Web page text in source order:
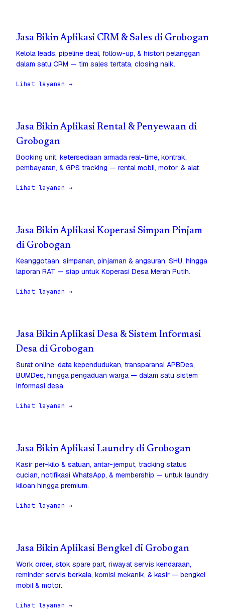
Jasa Bikin Aplikasi CRM & Sales di Grobogan
Kelola leads, pipeline deal, follow-up, & histori pelanggan
dalam satu CRM — tim sales tertata, closing naik.
Lihat layanan →
Jasa Bikin Aplikasi Rental & Penyewaan di
Grobogan
Booking unit, ketersediaan armada real-time, kontrak,
pembayaran, & GPS tracking — rental mobil, motor, & alat.
Lihat layanan →
Jasa Bikin Aplikasi Koperasi Simpan Pinjam
di Grobogan
Keanggotaan, simpanan, pinjaman & angsuran, SHU, hingga
laporan RAT — siap untuk Koperasi Desa Merah Putih.
Lihat layanan →
Jasa Bikin Aplikasi Desa & Sistem Informasi
Desa di Grobogan
Surat online, data kependudukan, transparansi APBDes,
BUMDes, hingga pengaduan warga — dalam satu sistem
informasi desa.
Lihat layanan →
Jasa Bikin Aplikasi Laundry di Grobogan
Kasir per-kilo & satuan, antar-jemput, tracking status
cucian, notifikasi WhatsApp, & membership — untuk laundry
kiloan hingga premium.
Lihat layanan →
Jasa Bikin Aplikasi Bengkel di Grobogan
Work order, stok spare part, riwayat servis kendaraan,
reminder servis berkala, komisi mekanik, & kasir — bengkel
mobil & motor.
Lihat layanan →